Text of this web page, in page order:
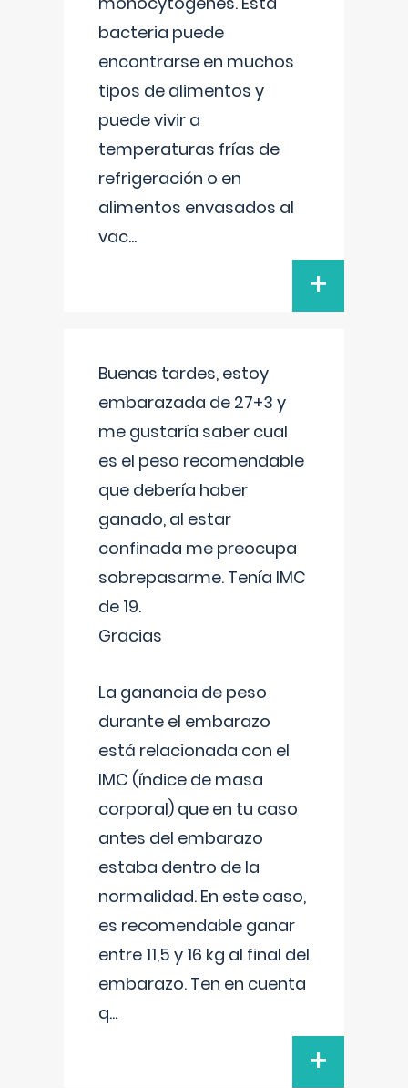
bacteria puede
encontrarse en muchos
tipos de alimentos y
puede vivir a
temperaturas frías de
refrigeración o en
alimentos envasados al
vac...
+
Buenas tardes, estoy
embarazada de 27+3 y
me gustaría saber cual
es el peso recomendable
que debería haber
ganado, al estar
confinada me preocupa
sobrepasarme. Tenía IMC
de 19.
Gracias
La ganancia de peso
durante el embarazo
está relacionada con el
IMC (índice de masa
corporal) que en tu caso
antes del embarazo
estaba dentro de la
normalidad. En este caso,
es recomendable ganar
entre 11,5 y 16 kg al final del
embarazo. Ten en cuenta
q...
+